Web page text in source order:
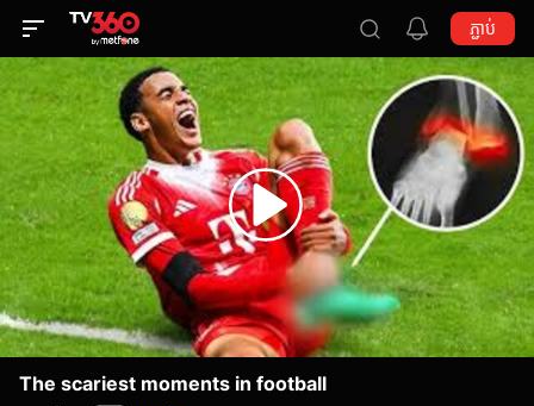
ភ្ជាប់
The scariest moments in football